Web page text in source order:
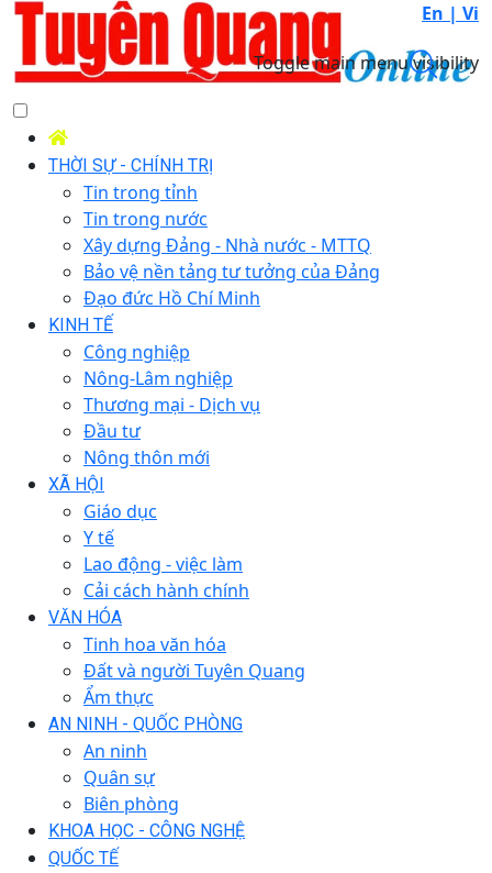
En | Vi
Toggle main menu visibility
THỜI SỰ - CHÍNH TRỊ
Tin trong tỉnh
Tin trong nước
Xây dựng Đảng - Nhà nước - MTTQ
Bảo vệ nền tảng tư tưởng của Đảng
Đạo đức Hồ Chí Minh
KINH TẾ
Công nghiệp
Nông-Lâm nghiệp
Thương mại - Dịch vụ
Đầu tư
Nông thôn mới
XÃ HỘI
Giáo dục
Y tế
Lao động - việc làm
Cải cách hành chính
VĂN HÓA
Tinh hoa văn hóa
Đất và người Tuyên Quang
Ẩm thực
AN NINH - QUỐC PHÒNG
An ninh
Quân sự
Biên phòng
KHOA HỌC - CÔNG NGHỆ
QUỐC TẾ